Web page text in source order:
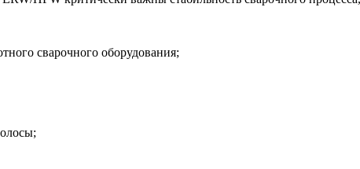
сварочного оборудования;